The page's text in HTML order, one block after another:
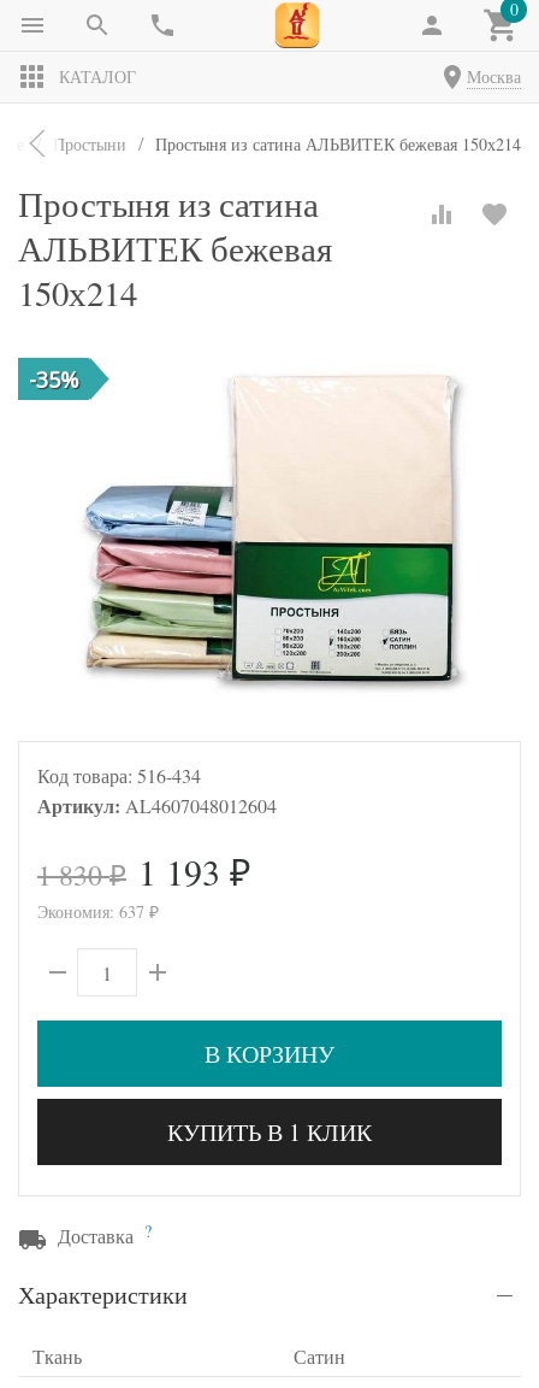
0
КАТАЛОГ Москва
Простыни Простыня из сатина АЛЬВИТЕК бежевая 150х214
Простыня из сатина
АЛЬВИТЕК бежевая
150х214
-35%
Код товара: 516-434
Артикул: AL4607048012604
1 830₽ 1 193 ₽
Экономия: 637 ₽
В КОРЗИНУ
КУПИТЬ В 1 КЛИК
Доставка ?
Характеристики
Ткань
Сатин